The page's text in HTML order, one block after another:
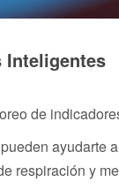
Inteligentes
de
ayudarte
respiración y